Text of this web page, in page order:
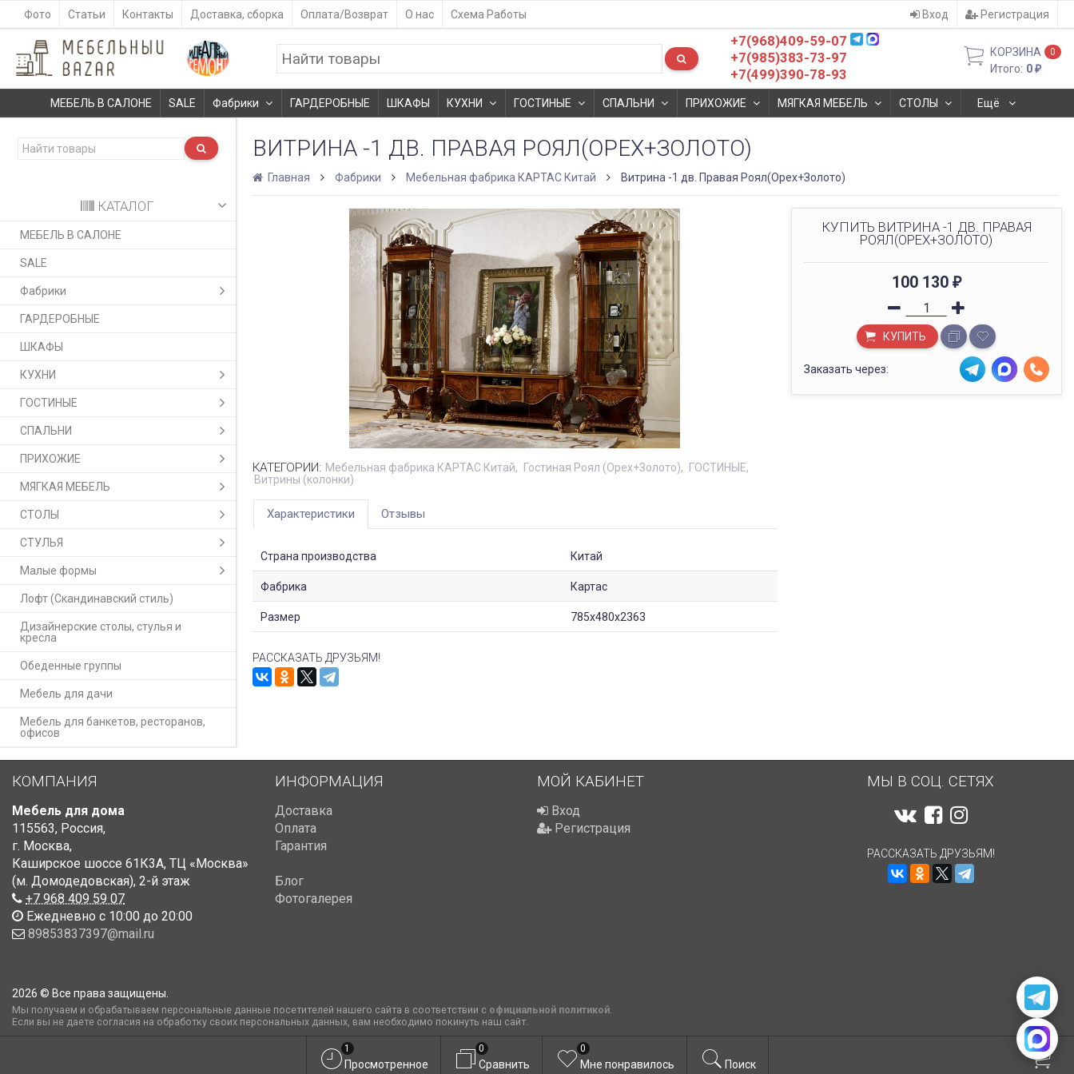
Фото Статьи Контакты Доставка, сборка Оплата/Возврат О нас Схема Работы Вход Регистрация
+7(968)409-59-07
+7(985)383-73-97
+7(499)390-78-93
КОРЗИНА 0
Итого: 0₽
МЕБЕЛЬ В САЛОНЕ SALE Фабрики ГАРДЕРОБНЫЕ ШКАФЫ КУХНИ ГОСТИНЫЕ СПАЛЬНИ ПРИХОЖИЕ МЯГКАЯ МЕБЕЛЬ СТОЛЫ Ещё
КАТАЛОГ
МЕБЕЛЬ В САЛОНЕ
SALE
Фабрики
ГАРДЕРОБНЫЕ
ШКАФЫ
КУХНИ
ГОСТИНЫЕ
СПАЛЬНИ
ПРИХОЖИЕ
МЯГКАЯ МЕБЕЛЬ
СТОЛЫ
СТУЛЬЯ
Малые формы
Лофт (Скандинавский стиль)
Дизайнерские столы, стулья и
кресла
Обеденные группы
Мебель для дачи
Мебель для банкетов, ресторанов,
офисов
ВИТРИНА -1 ДВ. ПРАВАЯ РОЯЛ(ОРЕХ+ЗОЛОТО)
Главная Фабрики Мебельная фабрика КАРТАС Китай Витрина -1 дв. Правая Роял(Орех+Золото)
КУПИТЬ ВИТРИНА -1 ДВ. ПРАВАЯ
РОЯЛ(ОРЕХ+ЗОЛОТО)
100 130 ₽
КУПИТЬ
Заказать через:
КАТЕГОРИИ: Мебельная фабрика КАРТАС Китай Гостиная Роял (Орех+Золото)
ГОСТИНЫЕ
Витрины (колонки)
Характеристики Отзывы
Страна производства Китай
Фабрика Картас
Размер 785х480х2363
РАССКАЗАТЬ ДРУЗЬЯМ!
КОМПАНИЯ
Мебель для дома
115563, Россия,
г. Москва,
Каширское шоссе 61К3А, ТЦ «Москва»
(м. Домодедовская), 2-й этаж
+7 968 409 59 07
Ежедневно с 10:00 до 20:00
89853837397@mail.ru
ИНФОРМАЦИЯ
Доставка
Оплата
Гарантия
Блог
Фотогалерея
МОЙ КАБИНЕТ
Вход
Регистрация
МЫ В СОЦ. СЕТЯХ
РАССКАЗАТЬ ДРУЗЬЯМ!
2026 © Все права защищены.
Мы получаем и обрабатываем персональные данные посетителей нашего сайта в соответствии с официальной политикой.
Если вы не даете согласия на обработку своих персональных данных, вам необходимо покинуть наш сайт.
Просмотренное
1
Сравнить
0
Мне понравилось
0
Поиск